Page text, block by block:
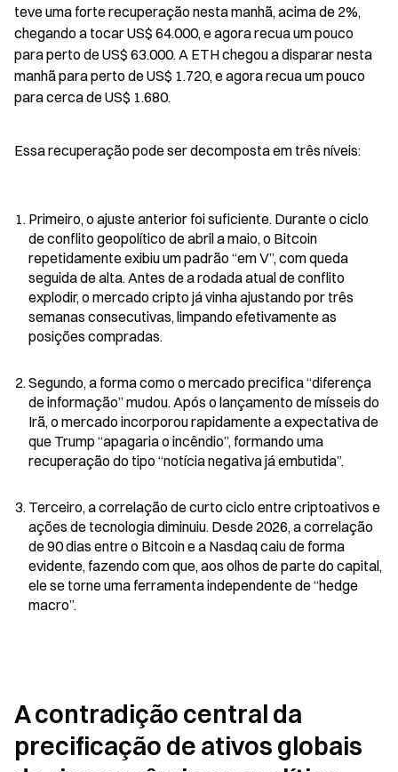
teve uma forte recuperação nesta manhã, acima de 2%,
chegando a tocar US$ 64.000, e agora recua um pouco
para perto de US$ 63.000. A ETH chegou a disparar nesta
manhã para perto de US$ 1.720, e agora recua um pouco
para cerca de US$ 1.680.
Essa recuperação pode ser decomposta em três níveis:
Primeiro, o ajuste anterior foi suficiente. Durante o ciclo
de conflito geopolítico de abril a maio, o Bitcoin
repetidamente exibiu um padrão “em V”, com queda
seguida de alta. Antes de a rodada atual de conflito
explodir, o mercado cripto já vinha ajustando por três
semanas consecutivas, limpando efetivamente as
posições compradas.
Segundo, a forma como o mercado precifica “diferença
de informação” mudou. Após o lançamento de mísseis do
Irã, o mercado incorporou rapidamente a expectativa de
que Trump “apagaria o incêndio”, formando uma
recuperação do tipo “notícia negativa já embutida”.
Terceiro, a correlação de curto ciclo entre criptoativos e
ações de tecnologia diminuiu. Desde 2026, a correlação
de 90 dias entre o Bitcoin e a Nasdaq caiu de forma
evidente, fazendo com que, aos olhos de parte do capital,
ele se torne uma ferramenta independente de “hedge
macro”.
A contradição central da
precificação de ativos globais